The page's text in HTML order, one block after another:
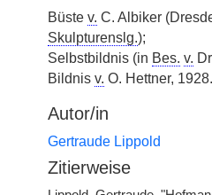
Büste v. C. Albiker
Skulpturenslg.);
Selbstbildnis (in Bes. v.
Bildnis v. O. Hettner, 1928.
Autor/in
Gertraude Lippold
Zitierweise